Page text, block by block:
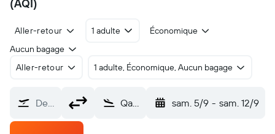
(AQI)
Aller-retour 1 adulte
Économique
Aucun bagage
Aller-retour
1 adulte, Économique, Aucun bagage
De… Qaisumah (AQI) sam. 5/9 - sam. 12/9